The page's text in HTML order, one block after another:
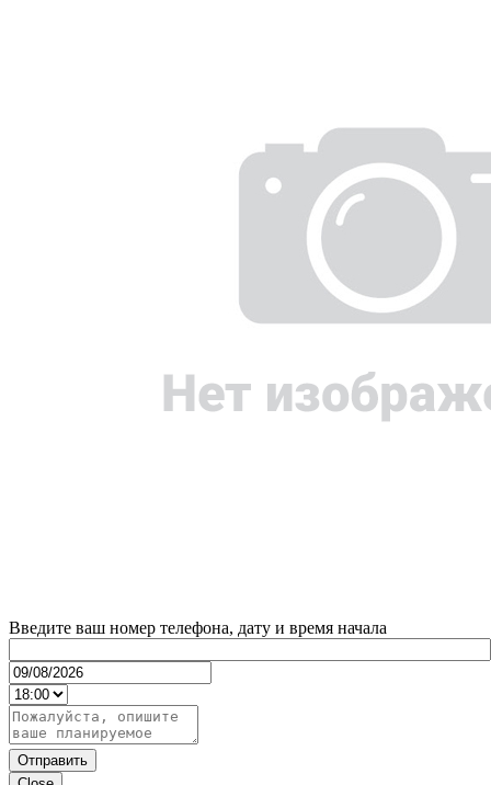
Введите ваш номер телефона, дату и время начала
Отправить